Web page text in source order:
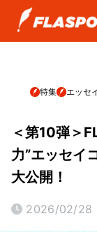
特集 エッセ
＜第10弾＞
力”エッセイ
大公開！
2026/02/28